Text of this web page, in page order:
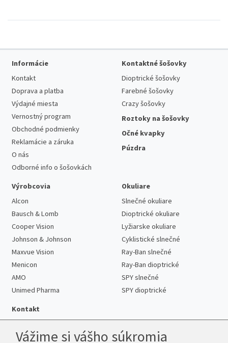
Informácie
Kontakt
Doprava a platba
Výdajné miesta
Vernostný program
Obchodné podmienky
Reklamácie a záruka
O nás
Odborné info o šošovkách
Kontaktné šošovky
Dioptrické šošovky
Farebné šošovky
Crazy šošovky
Roztoky na šošovky
Očné kvapky
Púzdra
Výrobcovia
Alcon
Bausch & Lomb
Cooper Vision
Johnson & Johnson
Maxvue Vision
Menicon
AMO
Unimed Pharma
Okuliare
Slnečné okuliare
Dioptrické okuliare
Lyžiarske okuliare
Cyklistické slnečné
Ray-Ban slnečné
Ray-Ban dioptrické
SPY slnečné
SPY dioptrické
Kontakt
Vážime si vášho súkromia